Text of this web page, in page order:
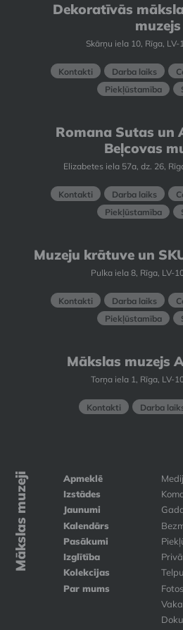
Dekoratīvās
muzejs
Skārņu iela 10, Rīga,
Kontakti Darba laiks
Piekļūstamība
Romana Sutas un
Beļcovas
Elizabetes iela 57a, dz. 26,
Kontakti Darba laiks
Piekļūstamība
Muzeju krātuve un
Pulka iela 8, Rīga, LV-
Kontakti Darba laiks
Piekļūstamība
Mākslas muzejs
Torņa iela 1, Rīga, LV-
Kontakti Darba
Mākslas muzeji
Apmeklē
Izstādes
Jaunumi
Kalendārs
Pasākumi
Izglītība
Kolekcijas
Par mums